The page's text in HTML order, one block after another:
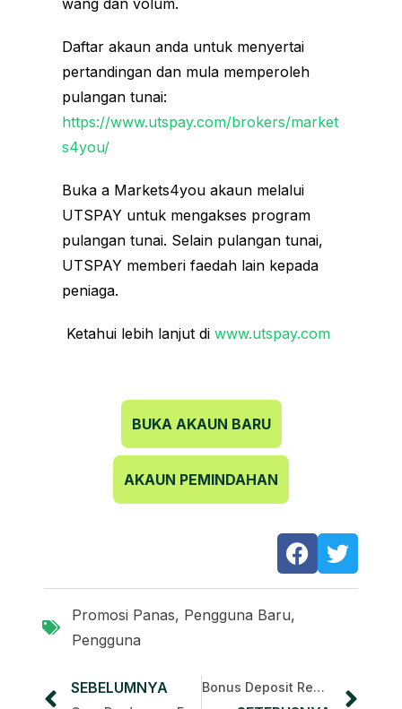
Daftar akaun anda untuk menyertai
pertandingan dan mula memperoleh
pulangan tunai:
https://www.utspay.com/brokers/market
s4you/
Buka a Markets4you akaun melalui
UTSPAY untuk mengakses program
pulangan tunai. Selain pulangan tunai,
UTSPAY memberi faedah lain kepada
peniaga.
Ketahui lebih lanjut di www.utspay.com
BUKA AKAUN BARU
AKAUN PEMINDAHAN
Promosi Panas, Pengguna Baru,
Pengguna
SEBELUMNYA Bonus Deposit Rebat FBS